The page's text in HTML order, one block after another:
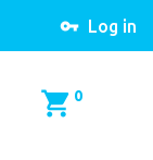
Log in
0